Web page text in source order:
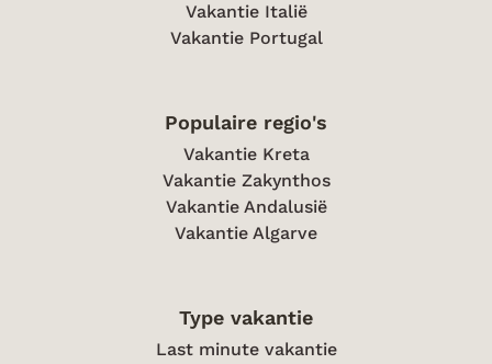
Vakantie Italië
Vakantie Portugal
Populaire regio's
Vakantie Kreta
Vakantie Zakynthos
Vakantie Andalusië
Vakantie Algarve
Type vakantie
Last minute vakantie